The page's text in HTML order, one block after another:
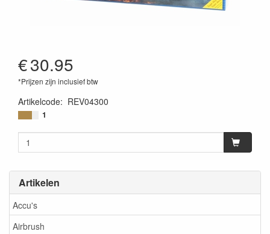
Artikelen
Accu's
Airbrush
€30.95
*Prijzen zijn inclusief btw
Artikelcode: REV04300
4009803043005
1